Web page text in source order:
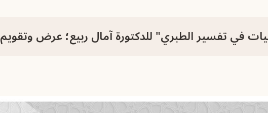
في تفسير الطبري" للدكتورة آمال ربيع؛ عرض وتقويم